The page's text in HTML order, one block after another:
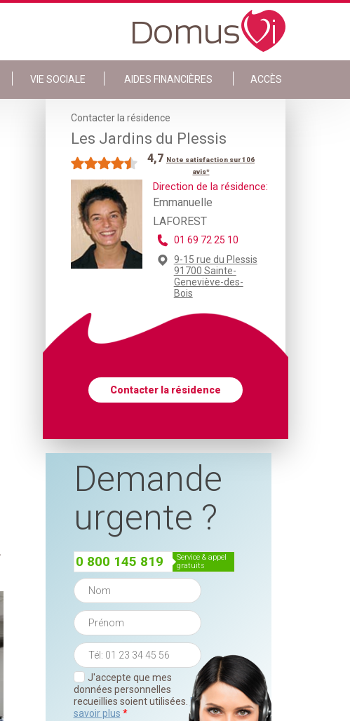
VIE SOCIALE AIDES FINANCIÈRES ACCÈS
Contacter la résidence
Les Jardins du Plessis
4,7 Note satisfaction sur 106
avis*
Direction de la résidence:
Emmanuelle
LAFOREST
01 69 72 25 10
9-15 rue du Plessis
91700 Sainte-
Geneviève-des-
Bois
Contacter la résidence
Demande
urgente ?
0 800 145 819
service & appel
gratuits
J'accepte que mes
données personnelles
recueillies soient utilisées. En
savoir plus *